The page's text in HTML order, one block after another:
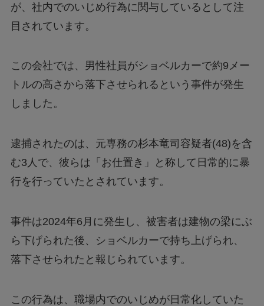
が、社内でのいじめ行為に関与しているとして注
目されています。
この会社では、男性社員がショベルカーで約9メー
トルの高さから落下させられるという事件が発生
しました。
逮捕されたのは、元専務の杉本竜司容疑者(48)を含
む3人で、彼らは「お仕置き」と称して日常的に暴
行を行っていたとされています。
事件は2024年6月に発生し、被害者は建物の梁にぶ
ら下げられた後、ショベルカーで持ち上げられ、
落下させられたと報じられています。
この行為は、職場内でのいじめが日常化していた